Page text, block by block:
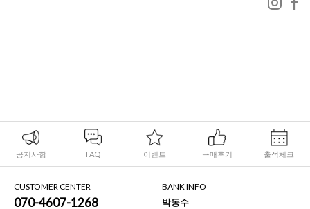
공지사항 FAQ 이벤트 구매후기 출석체크
CUSTOMER CENTER
070-4607-1268
BANK INFO
박동수